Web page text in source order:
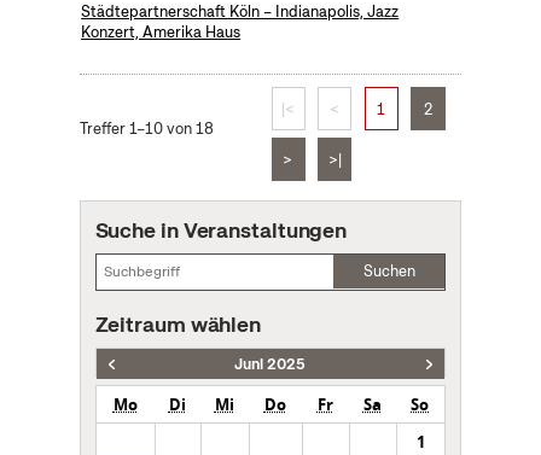
Städtepartnerschaft Köln – Indianapolis, Jazz
Konzert, Amerika Haus
Treffer 1–10 von 18
|< < 1 2
> >|
Suche in Veranstaltungen
Suchen
Zeitraum wählen
Juni 2025
Mo Di Mi Do Fr Sa
So
1